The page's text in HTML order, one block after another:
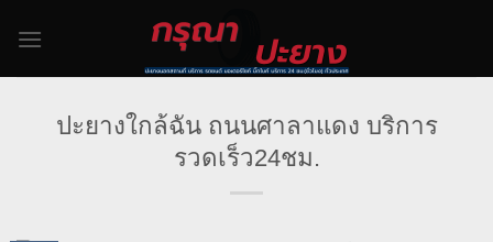
ปะยางใกล้ฉัน ถนนศาลาแดง บริการ
รวดเร็ว24ชม.